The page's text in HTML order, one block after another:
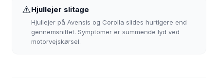
⚠️Hjullejer slitage
Hjullejer på Avensis og Corolla slides hurtigere end
gennemsnittet. Symptomer er summende lyd ved
motorvejskørsel.